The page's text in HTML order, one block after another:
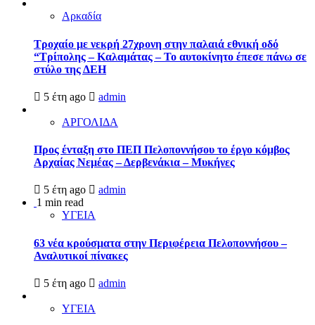
Αρκαδία
Τροχαίο με νεκρή 27χρονη στην παλαιά εθνική οδό
“Τρίπολης – Καλαμάτας – Το αυτοκίνητο έπεσε πάνω σε
στύλο της ΔΕΗ
5 έτη ago admin
ΑΡΓΟΛΙΔΑ
Προς ένταξη στο ΠΕΠ Πελοποννήσου το έργο κόμβος
Αρχαίας Νεμέας – Δερβενάκια – Μυκήνες
5 έτη ago
admin
1 min read
ΥΓΕΙΑ
63 νέα κρούσματα στην Περιφέρεια Πελοποννήσου –
Αναλυτικοί πίνακες
5 έτη ago admin
ΥΓΕΙΑ